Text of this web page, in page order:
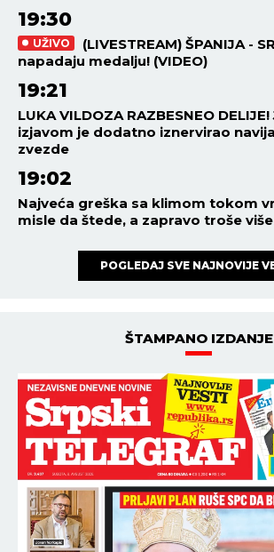
19:30
UŽIVO
(LIVESTREAM) ŠPANIJA -
napadaju medalju! (VIDEO)
19:21
LUKA VILDOZA RAZBESNEO
izjavom je dodatno iznervirao
zvezde
19:02
Najveća greška sa klimom tokom
misle da štede, a zapravo troše
POGLEDAJ SVE NAJNOVIJE
ŠTAMPANO IZDANJE